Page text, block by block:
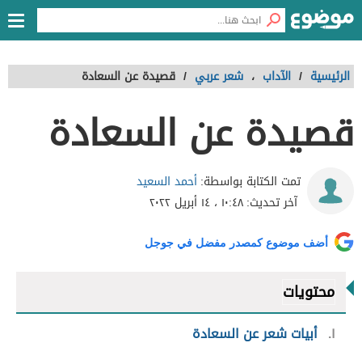
الرئيسية / الآداب ، شعر عربي / قصيدة عن السعادة
قصيدة عن السعادة
تمت الكتابة بواسطة:أحمد السعيد
آخر تحديث:١٠:٤٨ ، ١٤ أبريل ٢٠٢٢
أضف موضوع كمصدر مفضل في جوجل
محتويات
١ أبيات شعر عن السعادة